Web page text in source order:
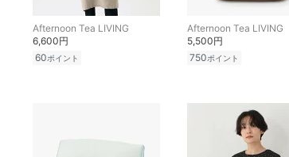
Afternoon Tea LIVING
6,600円
60ポイント
Afternoon Tea LIVING
5,500円
750ポイント